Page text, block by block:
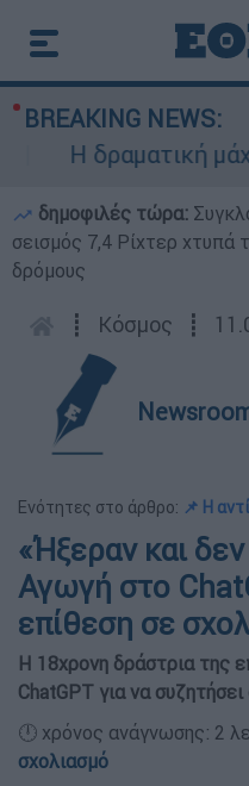
BREAKING NEWS:
Η δραματική μάχη
δημοφιλές τώρα:
σεισμός 7,4 Ρίχτερ χτυπά
δρόμους
┋ Κόσμος ┋
Ενότητες στο άρθρο: 📌 Η
«Ήξεραν και
Αγωγή στο
επίθεση σε
Η 18χρονη δράστρια της
ChatGPT για να
🕛 χρόνος ανάγνωσης:
σχολιασμό